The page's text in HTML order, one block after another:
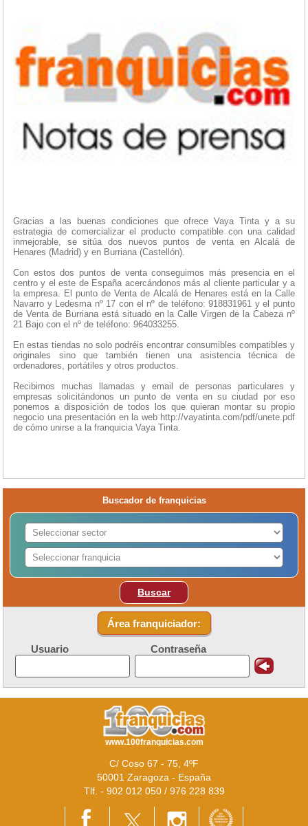
Gracias a las buenas condiciones que ofrece Vaya Tinta y a su
estrategia de comercializar el producto compatible con una calidad
inmejorable, se sitúa dos nuevos puntos de venta en Alcalá de
Henares (Madrid) y en Burriana (Castellón).
Con estos dos puntos de venta conseguimos más presencia en el
centro y el este de España acercándonos más al cliente particular y a
la empresa. El punto de Venta de Alcalá de Henares está en la Calle
Navarro y Ledesma nº 17 con el nº de teléfono: 918831961 y el punto
de Venta de Burriana está situado en la Calle Virgen de la Cabeza nº
21 Bajo con el nº de teléfono: 964033255.
En estas tiendas no solo podréis encontrar consumibles compatibles y
originales sino que también tienen una asistencia técnica de
ordenadores, portátiles y otros productos.
Recibimos muchas llamadas y email de personas particulares y
empresas solicitándonos un punto de venta en su ciudad por eso
ponemos a disposición de todos los que quieran montar su propio
negocio una presentación en la web http://vayatinta.com/pdf/unete.pdf
de cómo unirse a la franquicia Vaya Tinta.
Buscador de franquicias
Buscar
Área franquiciador:
Usuario Contraseña
www.100franquicias.com
C/ Coso 67 - 75, 4ºF
50001 Zaragoza - España
Tlf. - 902 012 050 / 976 228 839